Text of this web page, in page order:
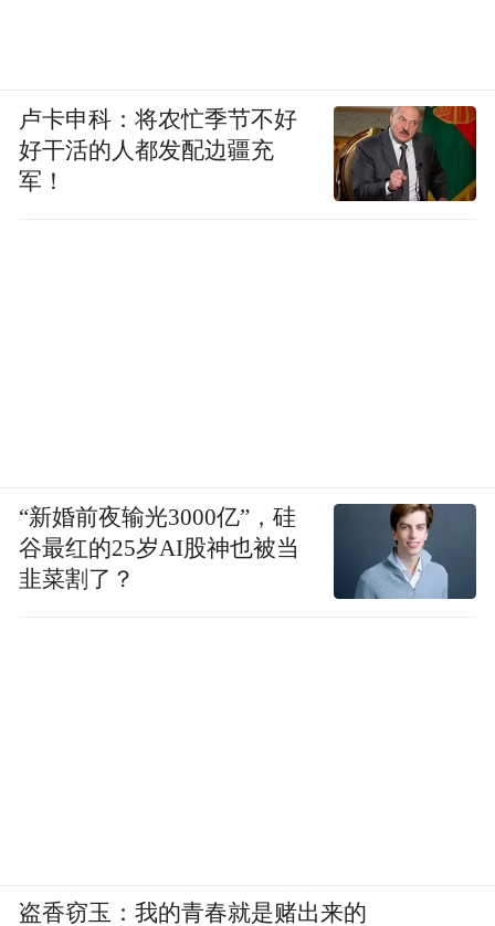
卢卡申科：将农忙季节不好
好干活的人都发配边疆充
军！
“新婚前夜输光3000亿”，硅
谷最红的25岁AI股神也被当
韭菜割了？
盗香窃玉：我的青春就是赌出来的